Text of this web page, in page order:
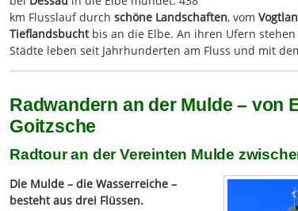
km Flusslauf durch schöne Landschaften, vom
Tieflandsbuchtbis an die Elbe. An ihren Ufern stehen
Städte leben seit Jahrhunderten am Fluss und mit
Radwandern an der Mulde – von
Goitzsche
Radtour an der Vereinten Mulde
Die Mulde – die Wasserreiche –
besteht aus drei Flüssen.